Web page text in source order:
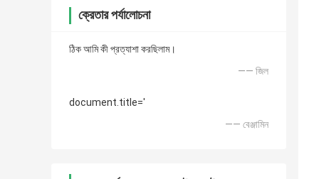
ক্রেতার পর্যালোচনা
ঠিক আমি কী প্রত্যাশা করছিলাম।
—— জিল
document.title='
—— বেঞ্জামিন